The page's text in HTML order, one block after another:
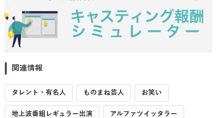
関連情報
タレント・有名人 ものまね芸人 お笑い
地上波番組レギュラー出演 アルファツイッタラー